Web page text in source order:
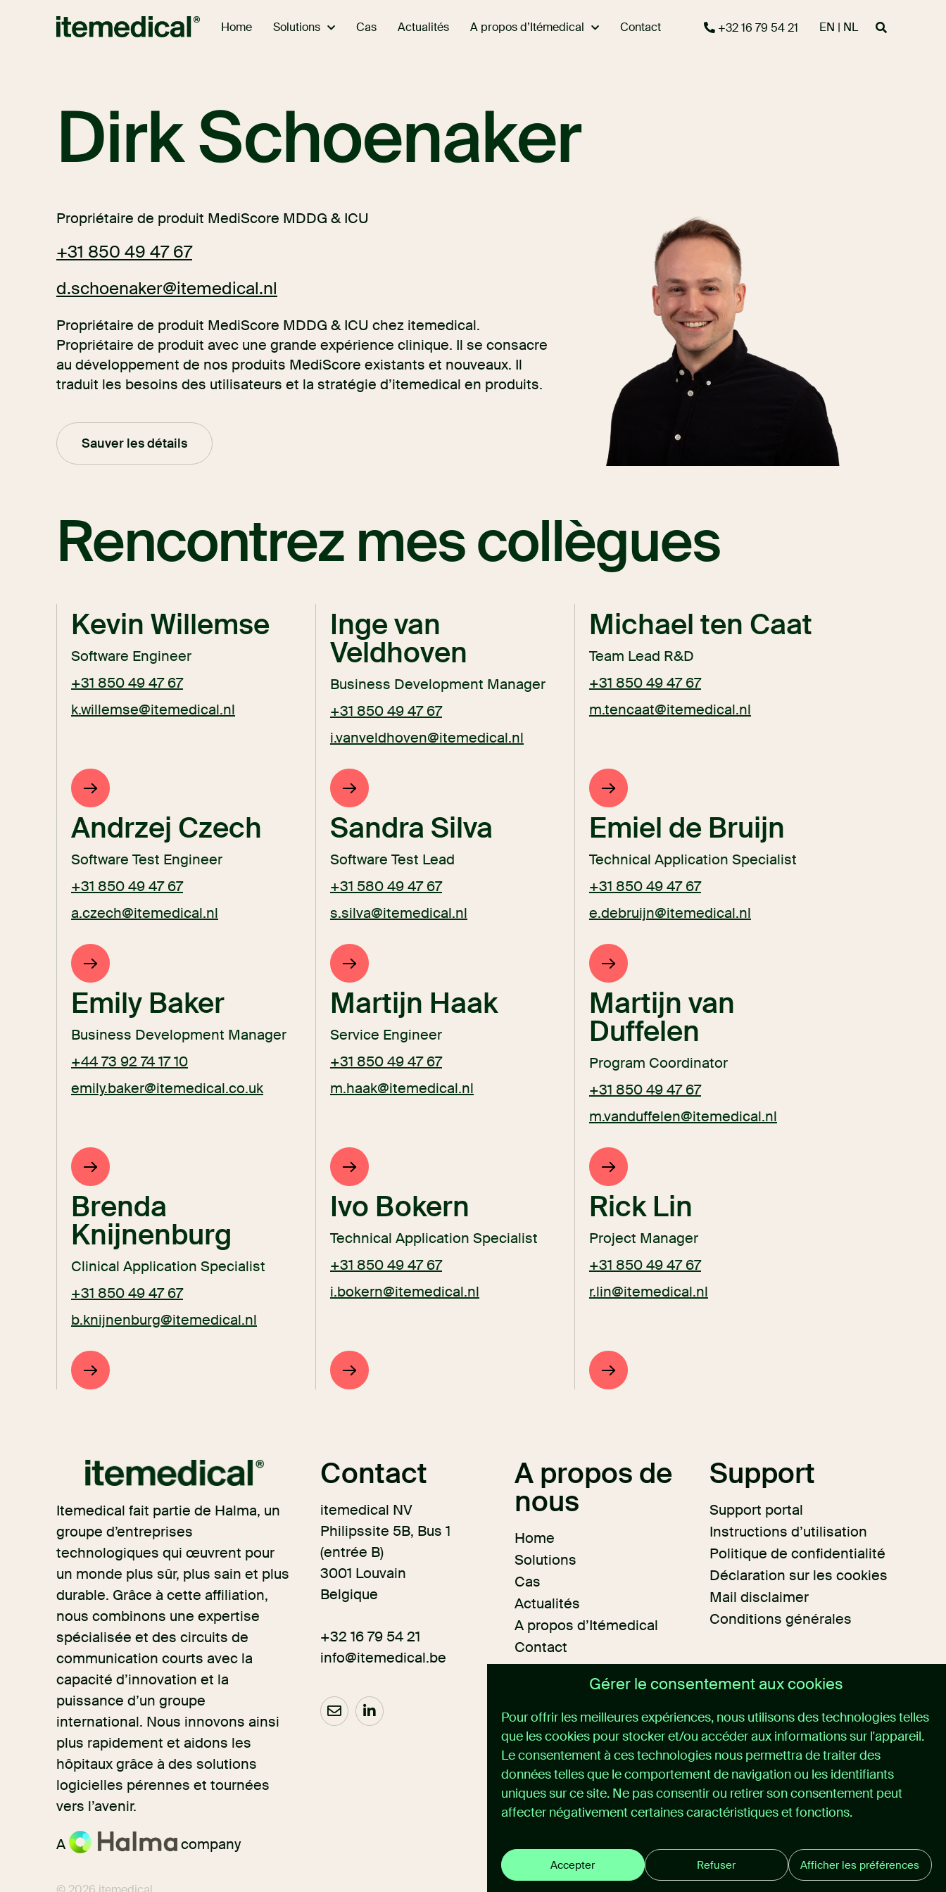
Gérer le consentement aux cookies
Pour offrir les meilleures expériences, nous utilisons des technologies telles
que les cookies pour stocker et/ou accéder aux informations sur l'appareil.
Le consentement à ces technologies nous permettra de traiter des
données telles que le comportement de navigation ou les identifiants
uniques sur ce site. Ne pas consentir ou retirer son consentement peut
affecter négativement certaines caractéristiques et fonctions.
Accepter Refuser Afficher les préférences
Home Solutions Cas Actualités A propos d’Itémedical Contact +32 16 79 54 21 EN | NL
Dirk Schoenaker
Propriétaire de produit MediScore MDDG & ICU
+31 850 49 47 67
d.schoenaker@itemedical.nl
Propriétaire de produit MediScore MDDG & ICU chez itemedical.
Propriétaire de produit avec une grande expérience clinique. Il se consacre
au développement de nos produits MediScore existants et nouveaux. Il
traduit les besoins des utilisateurs et la stratégie d’itemedical en produits.
Sauver les détails
Rencontrez mes collègues
Kevin Willemse
Software Engineer
+31 850 49 47 67
k.willemse@itemedical.nl
Inge van
Veldhoven
Business Development Manager
+31 850 49 47 67
i.vanveldhoven@itemedical.nl
Michael ten Caat
Team Lead R&D
+31 850 49 47 67
m.tencaat@itemedical.nl
Andrzej Czech
Software Test Engineer
+31 850 49 47 67
a.czech@itemedical.nl
Sandra Silva
Software Test Lead
+31 580 49 47 67
s.silva@itemedical.nl
Emiel de Bruijn
Technical Application Specialist
+31 850 49 47 67
e.debruijn@itemedical.nl
Emily Baker
Business Development Manager
+44 73 92 74 17 10
emily.baker@itemedical.co.uk
Martijn Haak
Service Engineer
+31 850 49 47 67
m.haak@itemedical.nl
Martijn van
Duffelen
Program Coordinator
+31 850 49 47 67
m.vanduffelen@itemedical.nl
Brenda
Knijnenburg
Clinical Application Specialist
+31 850 49 47 67
b.knijnenburg@itemedical.nl
Ivo Bokern
Technical Application Specialist
+31 850 49 47 67
i.bokern@itemedical.nl
Rick Lin
Project Manager
+31 850 49 47 67
r.lin@itemedical.nl
Itemedical fait partie de Halma, un
groupe d’entreprises
technologiques qui œuvrent pour
un monde plus sûr, plus sain et plus
durable. Grâce à cette affiliation,
nous combinons une expertise
spécialisée et des circuits de
communication courts avec la
capacité d’innovation et la
puissance d’un groupe
international. Nous innovons ainsi
plus rapidement et aidons les
hôpitaux grâce à des solutions
logicielles pérennes et tournées
vers l’avenir.
A company
Contact
itemedical NV
Philipssite 5B, Bus 1
(entrée B)
3001 Louvain
Belgique
+32 16 79 54 21
info@itemedical.be
A propos de
nous
Home
Solutions
Cas
Actualités
A propos d’Itémedical
Contact
Support
Support portal
Instructions d’utilisation
Politique de confidentialité
Déclaration sur les cookies
Mail disclaimer
Conditions générales